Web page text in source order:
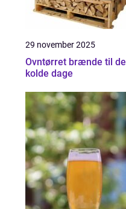
29 november 2025
Ovntørret brænde til de
kolde dage